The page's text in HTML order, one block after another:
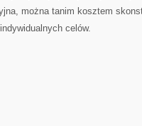
można tanim kosztem
celów.